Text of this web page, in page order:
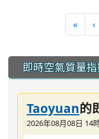
« ‹
::: 即時空氣質量
Taoyuan的
2026年08月08日 14